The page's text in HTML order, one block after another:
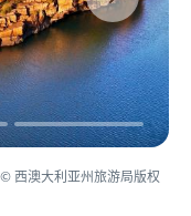
西澳大利亚州旅游局版权